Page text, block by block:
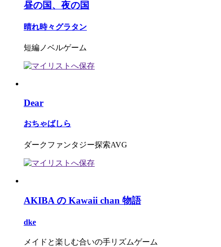
昼の国、夜の国
晴れ時々グラタン
短編ノベルゲーム
Dear
おちゃばしら
ダークファンタジー探索AVG
AKIBA の Kawaii chan 物語
dke
メイドと楽しむ合いの手リズムゲーム